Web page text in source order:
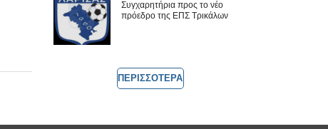
Συγχαρητήρια προς το νέο
πρόεδρο της ΕΠΣ Τρικάλων
ΠΕΡΙΣΣΟΤΕΡΑ